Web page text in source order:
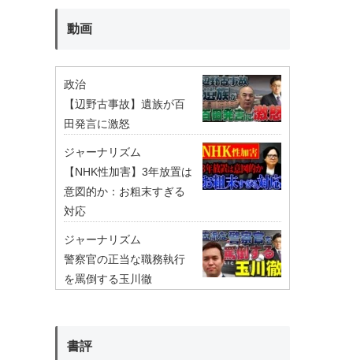
動画
政治
【辺野古事故】遺族が百
田発言に激怒
ジャーナリズム
【NHK性加害】3年放置は
意図的か：お粗末すぎる
対応
ジャーナリズム
警察官の正当な職務執行
を罵倒する玉川徹
書評